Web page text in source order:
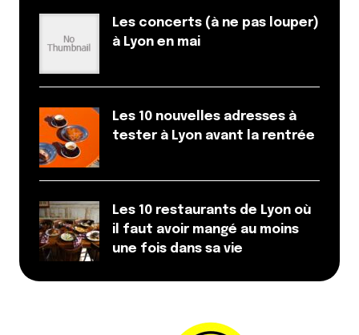
Les concerts (à ne pas louper)
à Lyon en mai
Les 10 nouvelles adresses à
tester à Lyon avant la rentrée
Les 10 restaurants de Lyon où
il faut avoir mangé au moins
une fois dans sa vie